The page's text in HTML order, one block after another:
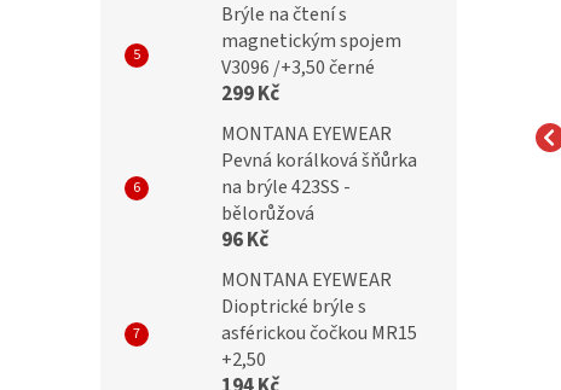
Brýle na čtení s
magnetickým spojem
V3096 /+3,50 černé
299 Kč
MONTANA EYEWEAR
Pevná korálková šňůrka
na brýle 423SS -
bělorůžová
96 Kč
MONTANA EYEWEAR
Dioptrické brýle s
asférickou čočkou MR15
+2,50
Samozabarvovácí a
dioptrické brýle
OPTICAL Samozabarvovácí a
Blueblocker dioptrické brýle
24002-C3 /+5,50
799 Kč